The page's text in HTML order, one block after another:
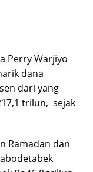
Perry Warjiyo
dana
dari yang
trilun, sejak
Ramadan dan